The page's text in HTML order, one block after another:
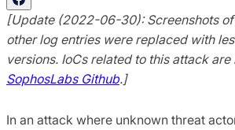
[Update (2022-06-30): Screenshots
other log entries were replaced with
versions. IoCs related to this attack are
SophosLabs Github.]
In an attack where unknown threat